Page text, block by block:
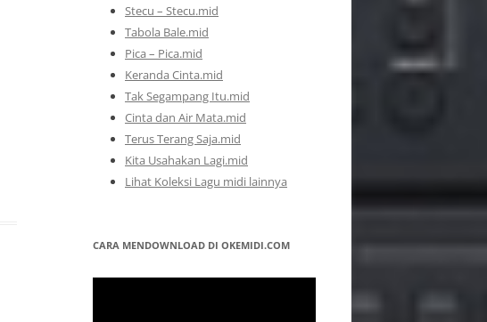
Stecu – Stecu.mid
Tabola Bale.mid
Pica – Pica.mid
Keranda Cinta.mid
Tak Segampang Itu.mid
Cinta dan Air Mata.mid
Terus Terang Saja.mid
Kita Usahakan Lagi.mid
Lihat Koleksi Lagu midi lainnya
CARA MENDOWNLOAD DI OKEMIDI.COM